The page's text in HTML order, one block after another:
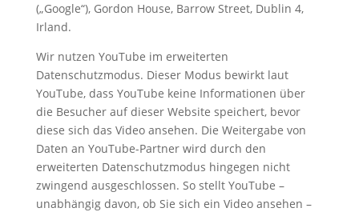
(„Google“), Gordon House, Barrow Street, Dublin 4,
Irland.
Wir nutzen YouTube im erweiterten
Datenschutzmodus. Dieser Modus bewirkt laut
YouTube, dass YouTube keine Informationen über
die Besucher auf dieser Website speichert, bevor
diese sich das Video ansehen. Die Weitergabe von
Daten an YouTube-Partner wird durch den
erweiterten Datenschutzmodus hingegen nicht
zwingend ausgeschlossen. So stellt YouTube –
unabhängig davon, ob Sie sich ein Video ansehen –